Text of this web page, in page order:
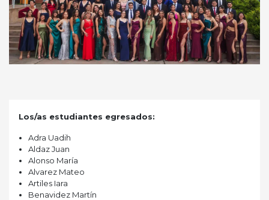
Los/as estudiantes egresados:
Adra Uadih
Aldaz Juan
Alonso María
Alvarez Mateo
Artiles Iara
Benavidez Martín